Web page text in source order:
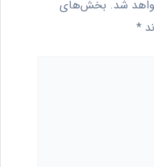
شد. بخش‌های
*